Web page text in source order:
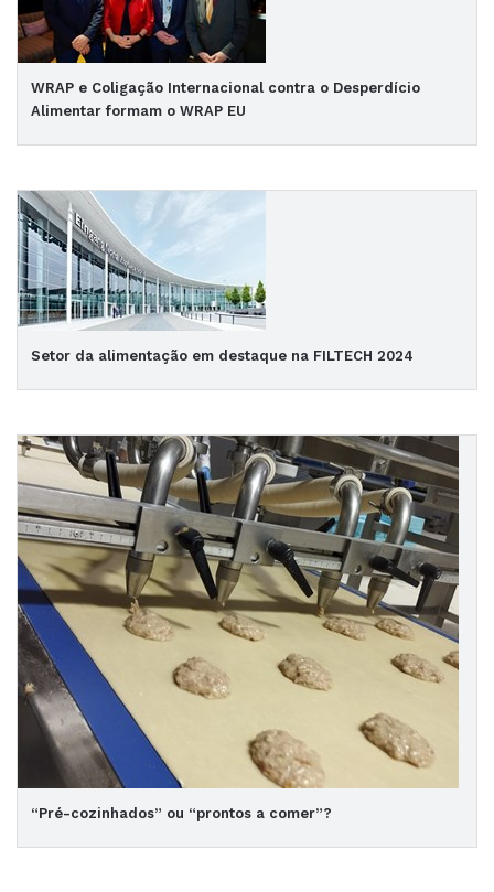
WRAP e Coligação Internacional contra o Desperdício
Alimentar formam o WRAP EU
Setor da alimentação em destaque na FILTECH 2024
“Pré-cozinhados” ou “prontos a comer”?